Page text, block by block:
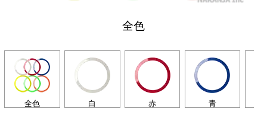
全色
全色 白 赤 青